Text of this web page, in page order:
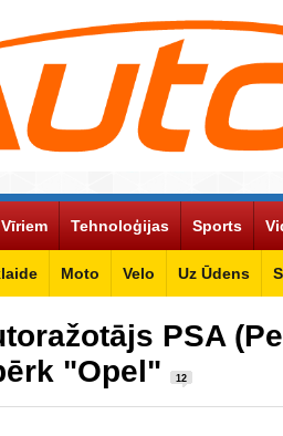
Moto Velo Uz Ūdens
Vīriem Tehnoloģijas Sports
PSA
"Opel"
12